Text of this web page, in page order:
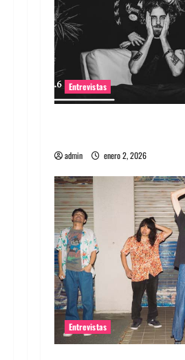
Entrevistas
admin enero 2, 2026
Entrevistas